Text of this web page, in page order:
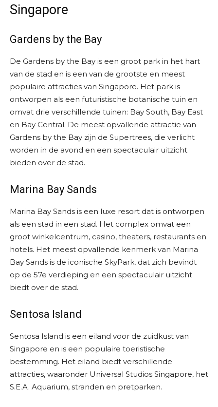
Singapore
Gardens by the Bay
De Gardens by the Bay is een groot park in het hart
van de stad en is een van de grootste en meest
populaire attracties van Singapore. Het park is
ontworpen als een futuristische botanische tuin en
omvat drie verschillende tuinen: Bay South, Bay East
en Bay Central. De meest opvallende attractie van
Gardens by the Bay zijn de Supertrees, die verlicht
worden in de avond en een spectaculair uitzicht
bieden over de stad.
Marina Bay Sands
Marina Bay Sands is een luxe resort dat is ontworpen
als een stad in een stad. Het complex omvat een
groot winkelcentrum, casino, theaters, restaurants en
hotels. Het meest opvallende kenmerk van Marina
Bay Sands is de iconische SkyPark, dat zich bevindt
op de 57e verdieping en een spectaculair uitzicht
biedt over de stad.
Sentosa Island
Sentosa Island is een eiland voor de zuidkust van
Singapore en is een populaire toeristische
bestemming. Het eiland biedt verschillende
attracties, waaronder Universal Studios Singapore, het
S.E.A. Aquarium, stranden en pretparken.